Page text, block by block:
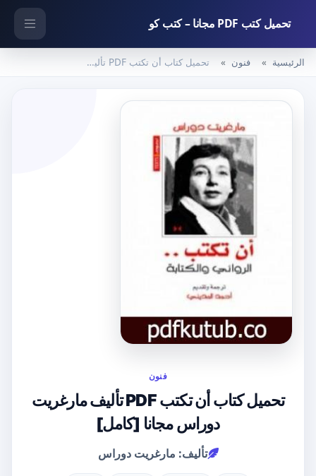
تحميل كتب PDF مجانا – كتب كو
الرئيسية فنون تحميل كتاب أن تكتب PDF تأليف مارغريت دوراس مجانا [كامل]
فنون
تحميل كتاب أن تكتب PDF تأليف مارغريت
دوراس مجانا [كامل]
تأليف: مارغريت دوراس